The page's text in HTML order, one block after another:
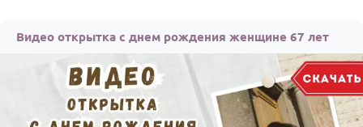
Видео открытка с днем рождения женщине 67 лет